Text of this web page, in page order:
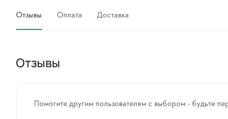
Отзывы Оплата Доставка
Отзывы
Помогите другим пользователям с выбором - будьте